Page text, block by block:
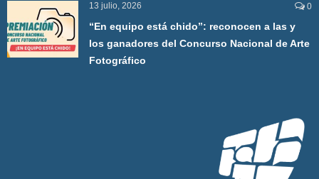
13 julio, 2026 0
“En equipo está chido”: reconocen a las y
los ganadores del Concurso Nacional de Arte
Fotográfico